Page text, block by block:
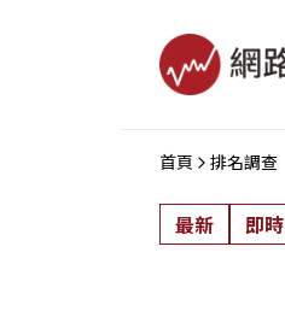
首頁 排名調查
最新 即時